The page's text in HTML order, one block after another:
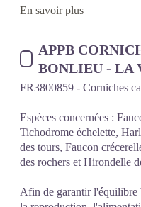
En savoir plus
APPB
BONLIEU - LA
FR3800859 - Corniches
Espèces concernées :
Tichodrome échelette,
des tours, Faucon
des rochers et Hirondelle
Afin de garantir l'équilibre